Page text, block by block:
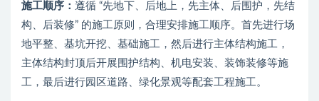
施工顺序： 遵循 “先地下、后地上，先主体、后围护，先结
构、后装修” 的施工原则，合理安排施工顺序。首先进行场
地平整、基坑开挖、基础施工，然后进行主体结构施工，
主体结构封顶后开展围护结构、机电安装、装饰装修等施
工，最后进行园区道路、绿化景观等配套工程施工。